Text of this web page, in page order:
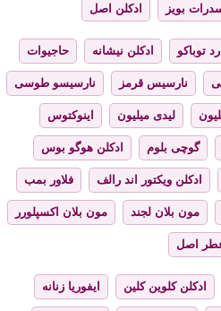
بویز ادکلن اصل
رد توباکو ادکلن نیشانه حاجیوات
نارسیس قرمز نارسیسو طوسی
لیدی میلیون اینوکتوس
گوچی بلوم ادکلن هوگو بوس
ادکلن ویکتور اند رالف فلاور بمب
مون بلان لجند مون بلان اکسپلورر
اصل
ادکلن کلوین کلین ایفوریا زنانه